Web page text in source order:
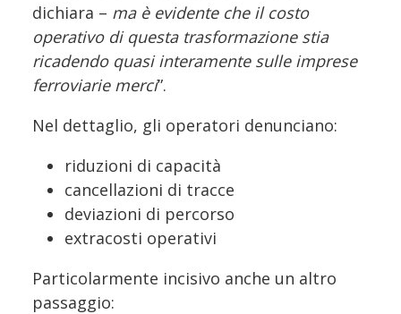
dichiara – ma è evidente che il costo
operativo di questa trasformazione stia
ricadendo quasi interamente sulle imprese
ferroviarie merci”.
Nel dettaglio, gli operatori denunciano:
riduzioni di capacità
cancellazioni di tracce
deviazioni di percorso
extracosti operativi
Particolarmente incisivo anche un altro
passaggio: